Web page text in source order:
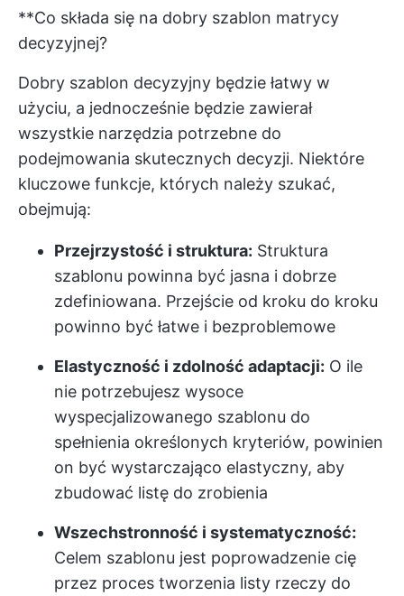
**Co składa się na dobry szablon matrycy
decyzyjnej?
Dobry szablon decyzyjny będzie łatwy w
użyciu, a jednocześnie będzie zawierał
wszystkie narzędzia potrzebne do
podejmowania skutecznych decyzji. Niektóre
kluczowe funkcje, których należy szukać,
obejmują:
Przejrzystość i struktura: Struktura
szablonu powinna być jasna i dobrze
zdefiniowana. Przejście od kroku do kroku
powinno być łatwe i bezproblemowe
Elastyczność i zdolność adaptacji: O ile
nie potrzebujesz wysoce
wyspecjalizowanego szablonu do
spełnienia określonych kryteriów, powinien
on być wystarczająco elastyczny, aby
zbudować listę do zrobienia
Wszechstronność i systematyczność:
Celem szablonu jest poprowadzenie cię
przez proces tworzenia listy rzeczy do